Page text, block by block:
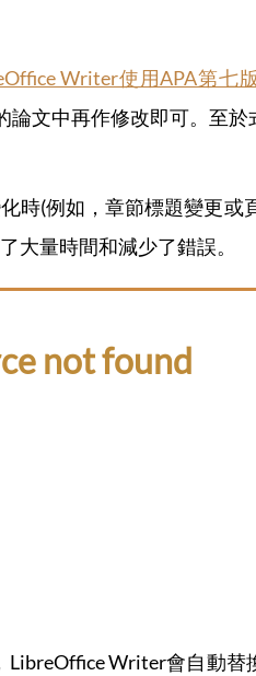
Writer使用APA第七
論文中再作修改即可。至
時(例如，章節標題變更或
大量時間和減少了錯誤。
not found
Writer會自動替